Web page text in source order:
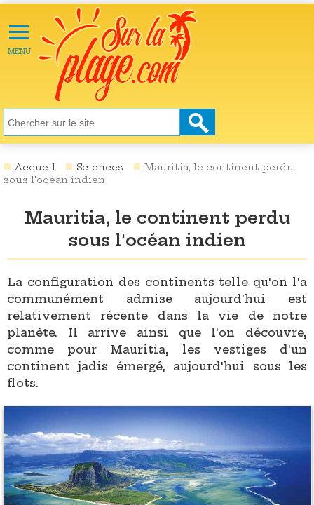
≡
MENU
ACTU
LOISIRS
NATURE
SANTÉ
SOCIÉTÉ
CULTURE
DESTINATIONS
Accueil Sciences
Mauritia, le continent perdu
sous l'océan indien
Mauritia, le continent perdu
sous l'océan indien
La configuration des continents telle qu'on l'a
communément admise aujourd'hui est
relativement récente dans la vie de notre
planète. Il arrive ainsi que l'on découvre,
comme pour Mauritia, les vestiges d'un
continent jadis émergé, aujourd'hui sous les
flots.